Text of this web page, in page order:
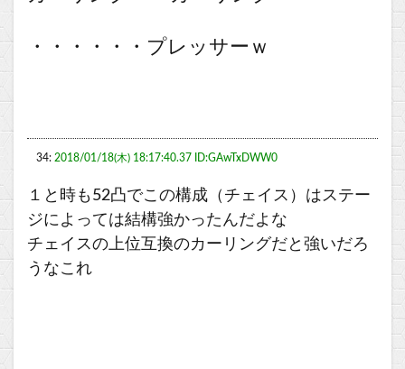
・・・・・・プレッサーｗ
34: 2018/01/18(木) 18:17:40.37 ID:GAwTxDWW0
１と時も52凸でこの構成（チェイス）はステー
ジによっては結構強かったんだよな
チェイスの上位互換のカーリングだと強いだろ
うなこれ